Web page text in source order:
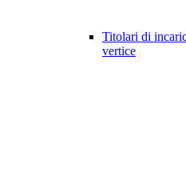
Titolari di
vertice